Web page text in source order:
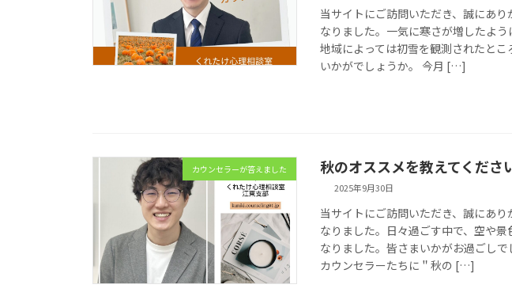
当サイトにご訪問いただき、誠にあ
なりました。一気に寒さが増したよう
地域によっては初雪を観測されたと
いかがでしょうか。 今月 […]
カウンセラーが答えました 秋のオススメを教えてくださ
2025年9月30日
当サイトにご訪問いただき、誠にあ
なりました。日々過ごす中で、空や
なりました。皆さまいかがお過ごしで
カウンセラーたちに＂秋の […]